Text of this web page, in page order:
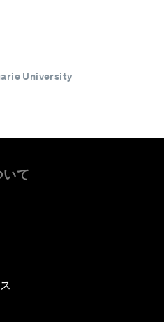
University
いて